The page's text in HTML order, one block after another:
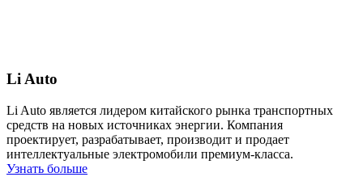
Li Auto
Li Auto является лидером китайского рынка транспортных
средств на новых источниках энергии. Компания
проектирует, разрабатывает, производит и продает
интеллектуальные электромобили премиум-класса.
Узнать больше